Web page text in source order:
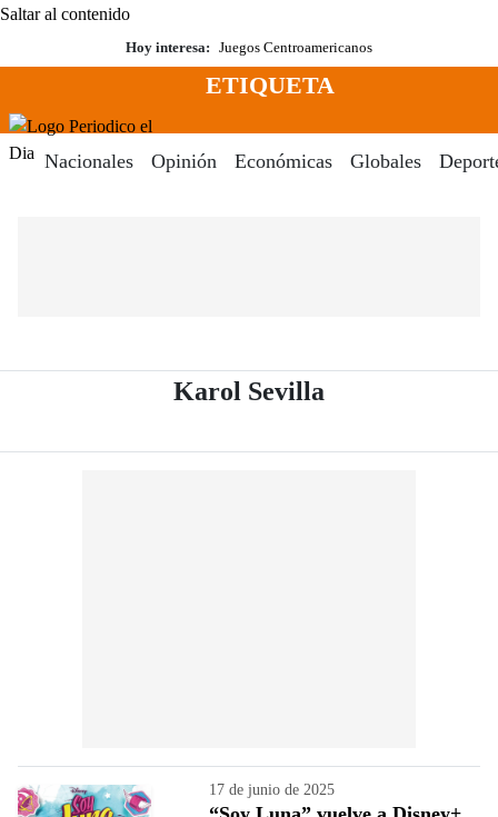
Saltar al contenido
Hoy interesa: Juegos Centroamericanos
Menú
ETIQUETA
Nacionales Opinión Económicas Globales
Karol Sevilla
17 de junio de 2025